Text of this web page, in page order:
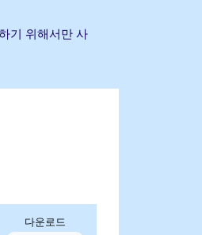
기 위해서만 사
다운로드